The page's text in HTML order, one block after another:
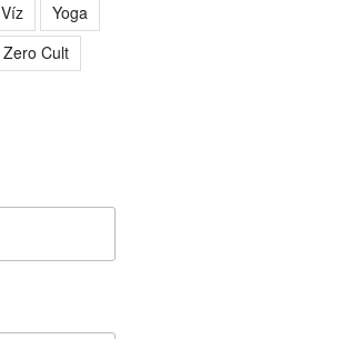
Víz
Yoga
Zero Cult